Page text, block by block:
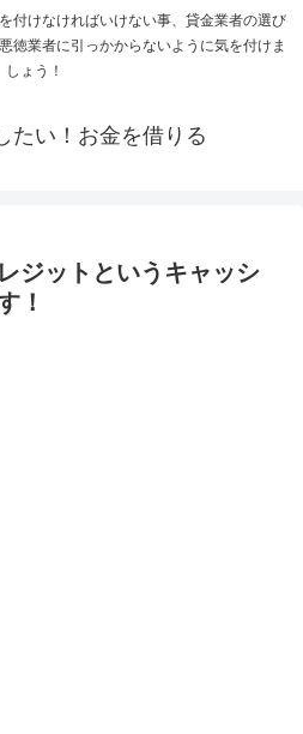
付けなければいけない事、貸金業者の選び
徳業者に引っかからないように気を付けま
しょう！
たい！お金を借りる
ジットというキャッシ
！